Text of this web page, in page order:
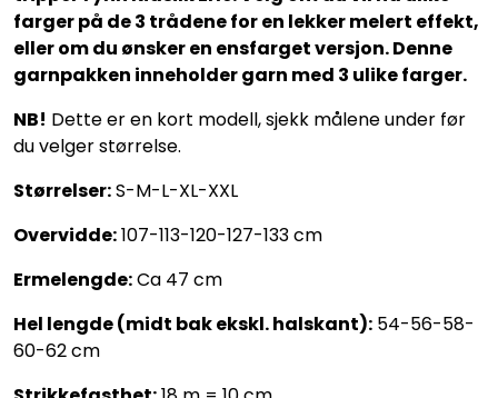
farger på de 3 trådene for en lekker melert effekt,
eller om du ønsker en ensfarget versjon. Denne
garnpakken inneholder garn med 3 ulike farger.
NB! Dette er en kort modell, sjekk målene under før
du velger størrelse.
Størrelser:S-M-L-XL-XXL
Overvidde:107-113-120-127-133 cm
Ermelengde:Ca 47 cm
Hel lengde (midt bak ekskl. halskant): 54-56-58-
60-62 cm